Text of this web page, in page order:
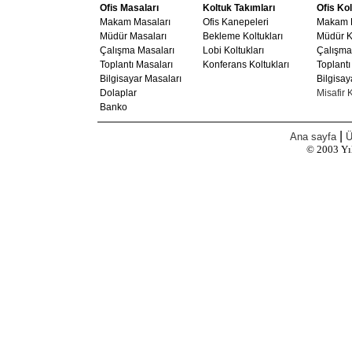
Ofis Masaları
Koltuk Takımları
Ofis
Makam Masaları
Ofis Kanepeleri
Makam
Müdür Masaları
Bekleme Koltukları
Müdür
Çalışma Masaları
Lobi Koltukları
Toplantı Masaları
Konferans Koltukları
Bilgisayar Masaları
Dolaplar
Misafir
Banko
Ana sayfa
© 2003